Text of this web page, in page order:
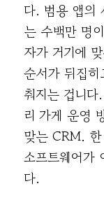
다. 범용 앱의
는 수백만 명
자가 거기에
순서가 뒤집
춰지는 겁니
리 가게 운영
맞는 CRM.
소프트웨어가
다.